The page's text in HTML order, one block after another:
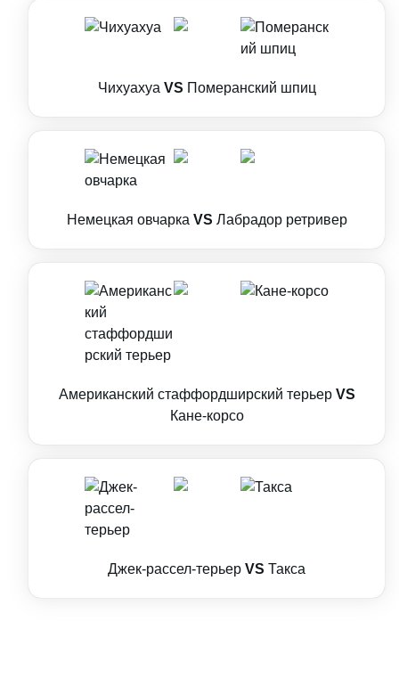
Чихуахуа VS Померанский шпиц
Немецкая овчарка VS Лабрадор ретривер
Американский стаффордширский терьер VS
Кане-корсо
Джек-рассел-терьер VS Такса